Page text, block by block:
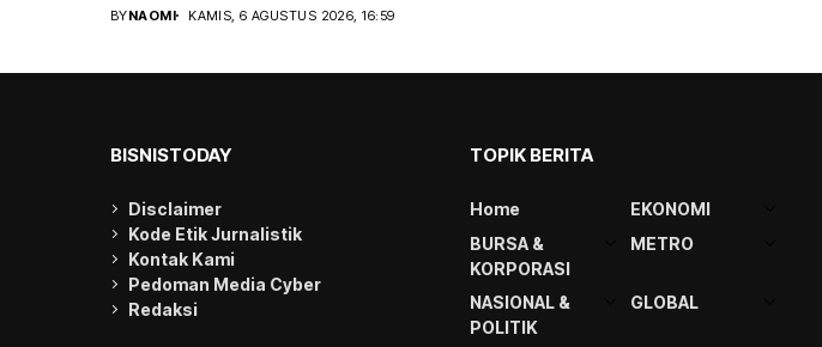
BYNAOMI KAMIS, 6 AGUSTUS 2026, 16:59
BISNISTODAY
Disclaimer
Kode Etik Jurnalistik
Kontak Kami
Pedoman Media Cyber
Redaksi
TOPIK BERITA
Home
EKONOMI
BURSA &
KORPORASI
METRO
NASIONAL &
POLITIK
GLOBAL